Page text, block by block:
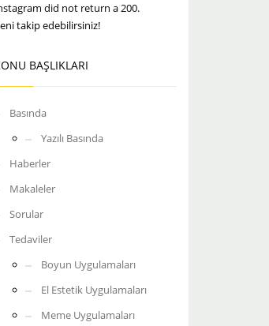
did not return a 200.
takip edebilirsiniz!
BAŞLIKLARI
Basında
Yazılı Basında
Haberler
Makaleler
Sorular
Tedaviler
Boyun Uygulamaları
El Estetik Uygulamaları
Meme Uygulamaları